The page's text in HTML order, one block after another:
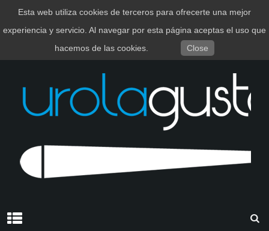
EUSKARA ESPAÑOL
Esta web utiliza cookies de terceros para ofrecerte una mejor
experiencia y servicio. Al navegar por esta página aceptas el uso que
hacemos de las cookies.
Close